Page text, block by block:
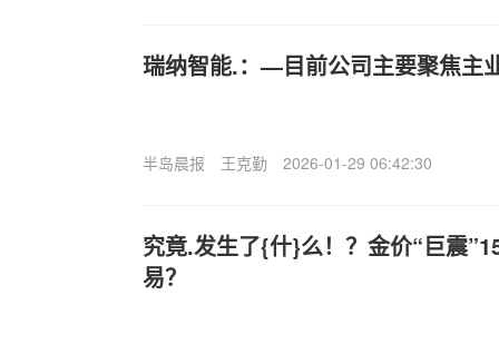
瑞纳智能.：—目前公司主要聚焦主
半岛晨报 王克勤 2026-01-29 06:42:30
究竟.发生了{什}么！？金价“巨震
易？